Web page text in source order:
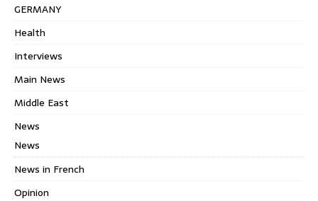
GERMANY
Health
Interviews
Main News
Middle East
News
News
News in French
Opinion